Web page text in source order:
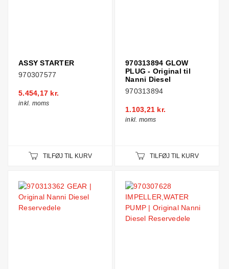
ASSY STARTER
970307577
5.454,17 kr.
inkl. moms
TILFØJ TIL KURV
970313894 GLOW
PLUG - Original til
Nanni Diesel
970313894
1.103,21 kr.
inkl. moms
TILFØJ TIL KURV